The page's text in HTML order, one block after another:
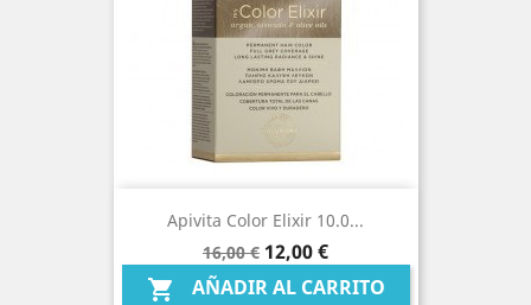
Apivita Color Elixir 10.0...
Precio
base
16,00 € Precio
12,00 €
 AÑADIR AL CARRITO